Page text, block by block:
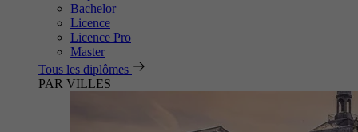
Bachelor
Licence
Licence Pro
Master
Tous les diplômes
PAR VILLES